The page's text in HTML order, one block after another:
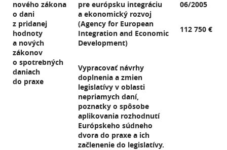
nového zákona
o dani
z pridanej
hodnoty
a nových
zákonov
o spotrebných
daniach
do praxe
pre európsku integráciu
a ekonomický rozvoj
(Agency for European
Integration and Economic
Development)
Vypracovať návrhy
doplnenia a zmien
legislatívy v oblasti
nepriamych daní,
poznatky o spôsobe
aplikovania rozhodnutí
Európskeho súdneho
dvora do praxe a ich
začlenenie do legislatívy.
06/2005
112 750 €